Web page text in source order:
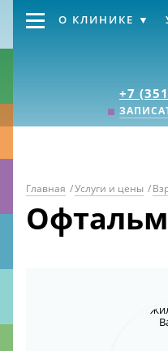
+7
О КЛИНИКЕ
Главная /Услуги и цены /